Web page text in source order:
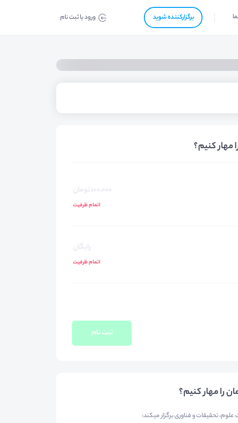
برگزار‌‌کننده شوید ورود یا ثبت نام
مهار کنیم؟
100,000 تومان
اتمام ظرفیت
رایگان
اتمام ظرفیت
ثبت نام
را مهار کنیم؟
تحقیقات و فناوری برگزار میکند: